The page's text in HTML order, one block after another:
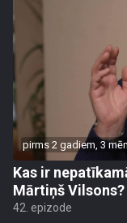
pirms 2 gadiem, 3
Kas ir
Mārtiņš Vilsons?
42. epizode